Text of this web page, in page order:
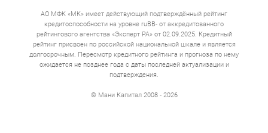
покупка оборудования, ремонт квартиры или
путешествие.
➔ Гибкие условия. Срок для возврата займа под ПТС
устанавливают до 5 лет. Процентная ставка
фиксируется. Расчет минимального ежемесячного
взноса легко производится с помощью калькулятора
на сайте. Иногда предлагают предоставление
проценты. Для постоянных клиентов проводятся
АО МФК «МК» имеет действующий подтверждённый рейтинг
кредитоспособности на уровне ruBB- от аккредитованного
рейтингового агентства «Эксперт РА» от 02.09.2025. Кредитный
рейтинг присвоен по российской национальной шкале и является
долгосрочным. Пересмотр кредитного рейтинга и прогноза по нему
ожидается не позднее года с даты последней актуализации и
подтверждения.
© Мани Капитал 2008 - 2026